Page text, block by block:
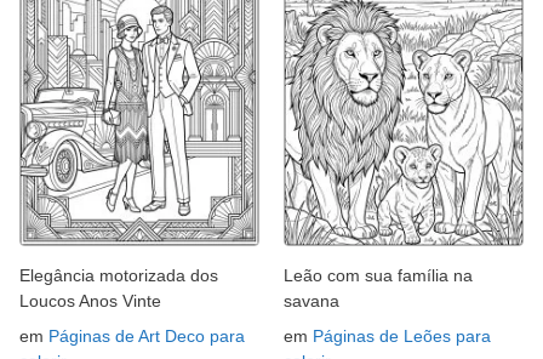
Elegância motorizada dos
Loucos Anos Vinte
em Páginas de Art Deco para
Leão com sua família na
savana
em Páginas de Leões para